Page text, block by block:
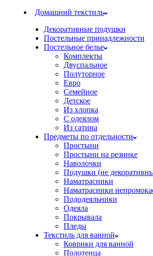
Домашний текстиль
Декоративные подушки
Постельные принадлежности
Постельное белье
Комплекты
Двуспальное
Полуторное
Евро
Семейное
Детское
Из хлопка
С одеялом
Из сатина
Предметы по отдельности
Простыни
Простыни на резинке
Наволочки
Подушки (не
Наматрасники
Наматрасники
Пододеяльники
Одеяла
Покрывала
Пледы
Текстиль для ванной
Коврики для ванной
Полотенца